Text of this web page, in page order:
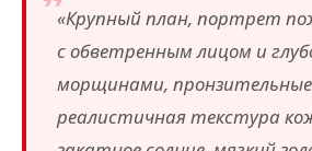
«Крупный план, портрет
с обветренным лицом и
морщинами, пронзительные
реалистичная текстура